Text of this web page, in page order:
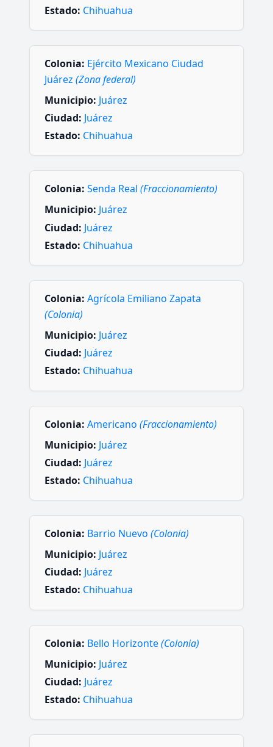
Estado: Chihuahua
Colonia: Ejército Mexicano Ciudad
Juárez (Zona federal)
Municipio: Juárez
Ciudad: Juárez
Estado: Chihuahua
Colonia: Senda Real (Fraccionamiento)
Municipio: Juárez
Ciudad: Juárez
Estado: Chihuahua
Colonia: Agrícola Emiliano Zapata
(Colonia)
Municipio: Juárez
Ciudad: Juárez
Estado: Chihuahua
Colonia: Americano (Fraccionamiento)
Municipio: Juárez
Ciudad: Juárez
Estado: Chihuahua
Colonia: Barrio Nuevo (Colonia)
Municipio: Juárez
Ciudad: Juárez
Estado: Chihuahua
Colonia: Bello Horizonte(Colonia)
Municipio: Juárez
Ciudad: Juárez
Estado: Chihuahua